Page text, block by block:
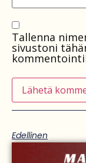
Tallenna
sivustoni
Edellinen